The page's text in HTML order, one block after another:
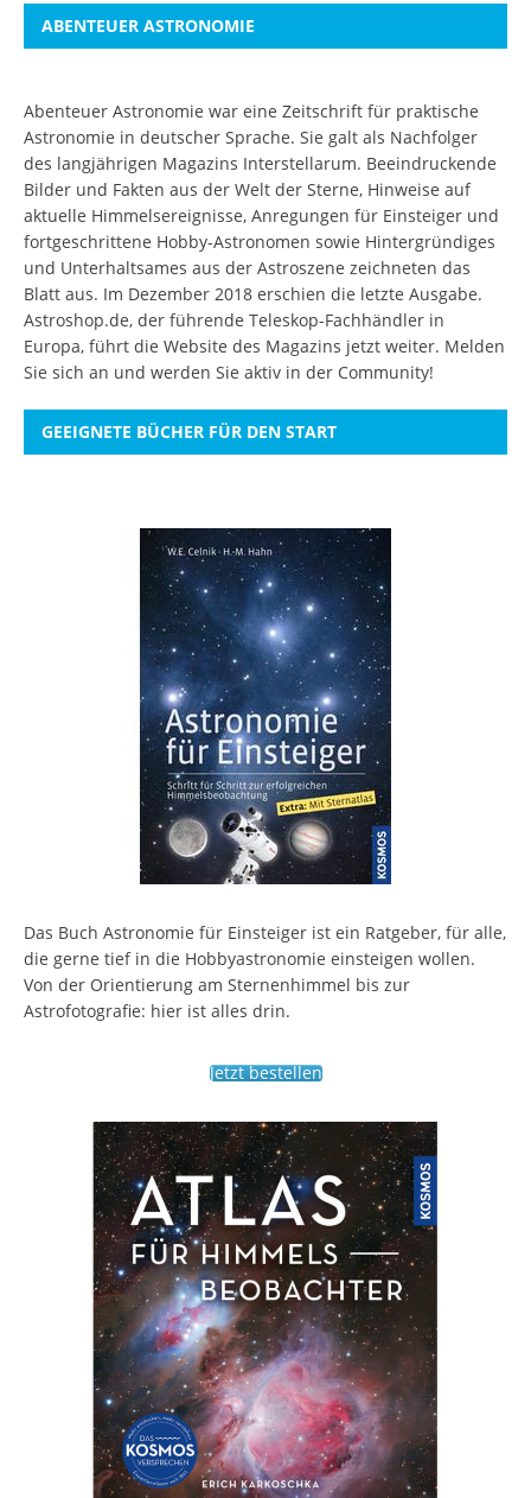
ABENTEUER ASTRONOMIE
Abenteuer Astronomie war eine Zeitschrift für praktische
Astronomie in deutscher Sprache. Sie galt als Nachfolger
des langjährigen Magazins Interstellarum. Beeindruckende
Bilder und Fakten aus der Welt der Sterne, Hinweise auf
aktuelle Himmelsereignisse, Anregungen für Einsteiger und
fortgeschrittene Hobby-Astronomen sowie Hintergründiges
und Unterhaltsames aus der Astroszene zeichneten das
Blatt aus. Im Dezember 2018 erschien die letzte Ausgabe.
Astroshop.de, der führende Teleskop-Fachhändler in
Europa, führt die Website des Magazins jetzt weiter. Melden
Sie sich an und werden Sie aktiv in der Community!
GEEIGNETE BÜCHER FÜR DEN START
Das Buch Astronomie für Einsteiger ist ein Ratgeber, für alle,
die gerne tief in die Hobbyastronomie einsteigen wollen.
Von der Orientierung am Sternenhimmel bis zur
Astrofotografie: hier ist alles drin.
Jetzt bestellen